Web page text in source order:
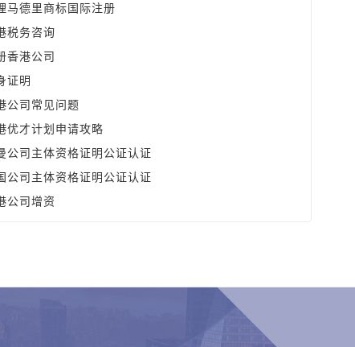
马德里商标国际注册
税务咨询
香港公司
证明
公司常见问题
优才计划申请攻略
公司主体资格证明公证认证
公司主体资格证明公证认证
公司增资